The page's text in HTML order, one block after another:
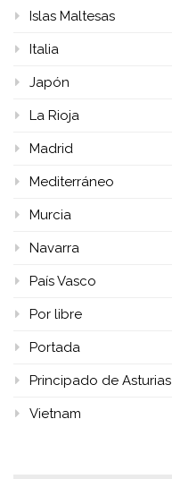
Islas Maltesas
Italia
Japón
La Rioja
Madrid
Mediterráneo
Murcia
Navarra
País Vasco
Por libre
Portada
Principado de Asturias
Vietnam